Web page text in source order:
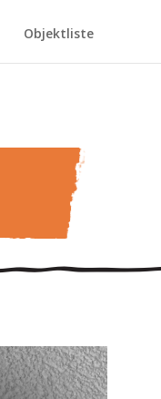
Objektliste